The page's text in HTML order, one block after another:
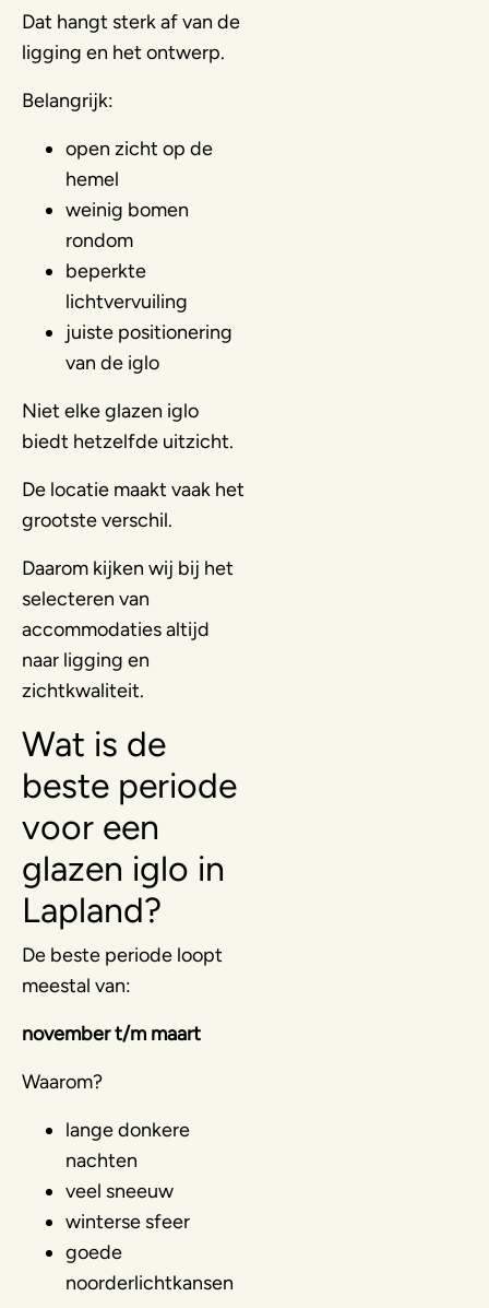
Dat hangt sterk af van de
ligging en het ontwerp.
Belangrijk:
open zicht op de
hemel
weinig bomen
rondom
beperkte
lichtvervuiling
juiste positionering
van de iglo
Niet elke glazen iglo
biedt hetzelfde uitzicht.
De locatie maakt vaak het
grootste verschil.
Daarom kijken wij bij het
selecteren van
accommodaties altijd
naar ligging en
zichtkwaliteit.
Wat is de
beste periode
voor een
glazen iglo in
Lapland?
De beste periode loopt
meestal van:
november t/m maart
Waarom?
lange donkere
nachten
veel sneeuw
winterse sfeer
goede
noorderlichtkansen